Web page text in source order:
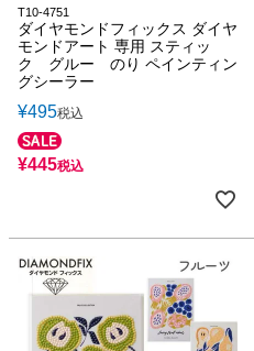
T10-4751
ダイヤモンドフィックス ダイヤ
モンドアート 専用 スティッ
ク グルー のり ペインティン
グシーラー
¥495税込
¥445税込